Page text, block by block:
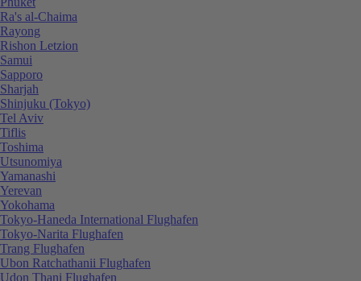
Ra's al-Chaima
Rayong
Rishon Letzion
Samui
Sapporo
Sharjah
Shinjuku (Tokyo)
Tel Aviv
Tiflis
Toshima
Utsunomiya
Yamanashi
Yerevan
Yokohama
Tokyo-Haneda International Flughafen
Tokyo-Narita Flughafen
Trang Flughafen
Ubon Ratchathanii Flughafen
Udon Thani Flughafen